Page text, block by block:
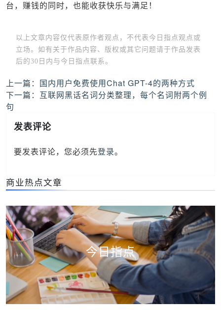
台，赚钱的同时，也能收获快乐与满足！
以上文章内容仅代表原作者观点，不代表今日指点观点或
立场。如有关于作品内容、版权或其它问题请于作品发表
后的30日内与今日指点联系。
文
章
导
航
上一篇： 国内用户免费使用Chat GPT-4的两种方式
下一篇： 互联网黑话名词分类整理，每个名词附两个例
句
发表评论
要发表评论，您必须先登录。
商业热点文章
今日指点